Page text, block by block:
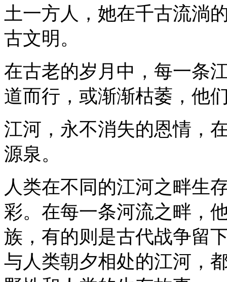
土一方人，她在千古流淌
古文明。
在古老的岁月中，每一条
道而行，或渐渐枯萎，他
江河，永不消失的恩情，
源泉。
人类在不同的江河之畔生
彩。在每一条河流之畔，
族，有的则是古代战争留
与人类朝夕相处的江河，